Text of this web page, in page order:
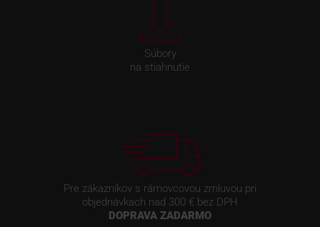
Súbory
na stiahnutie
Pre zákazníkov s rámovcovou zmluvou pri
objednávkach nad 300 € bez DPH
DOPRAVA ZADARMO